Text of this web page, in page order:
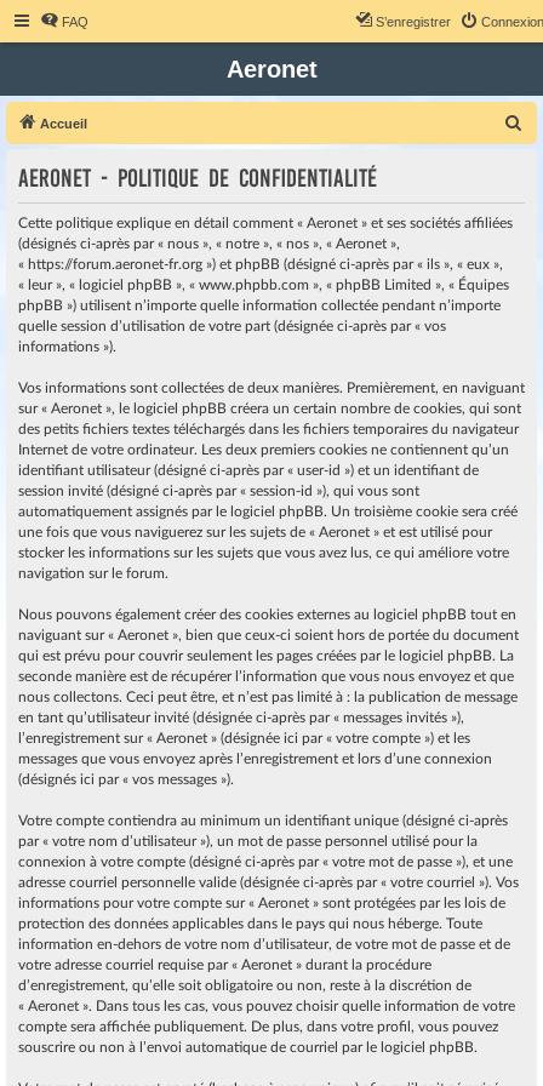
FAQ Connexion
S’enregistrer
Aeronet
Accueil
r
Aeronet - Politique de confidentialité
Cette politique explique en détail comment « Aeronet » et ses sociétés affiliées
(désignés ci-après par « nous », « notre », « nos », « Aeronet »,
« https://forum.aeronet-fr.org ») et phpBB (désigné ci-après par « ils », « eux »,
« leur », « logiciel phpBB », « www.phpbb.com », « phpBB Limited », « Équipes
phpBB ») utilisent n’importe quelle information collectée pendant n’importe
quelle session d’utilisation de votre part (désignée ci-après par « vos
informations »).
Vos informations sont collectées de deux manières. Premièrement, en naviguant
sur « Aeronet », le logiciel phpBB créera un certain nombre de cookies, qui sont
des petits fichiers textes téléchargés dans les fichiers temporaires du navigateur
Internet de votre ordinateur. Les deux premiers cookies ne contiennent qu’un
identifiant utilisateur (désigné ci-après par « user-id ») et un identifiant de
session invité (désigné ci-après par « session-id »), qui vous sont
automatiquement assignés par le logiciel phpBB. Un troisième cookie sera créé
une fois que vous naviguerez sur les sujets de « Aeronet » et est utilisé pour
stocker les informations sur les sujets que vous avez lus, ce qui améliore votre
navigation sur le forum.
Nous pouvons également créer des cookies externes au logiciel phpBB tout en
naviguant sur « Aeronet », bien que ceux-ci soient hors de portée du document
qui est prévu pour couvrir seulement les pages créées par le logiciel phpBB. La
seconde manière est de récupérer l’information que vous nous envoyez et que
nous collectons. Ceci peut être, et n’est pas limité à : la publication de message
en tant qu’utilisateur invité (désignée ci-après par « messages invités »),
l’enregistrement sur « Aeronet » (désignée ici par « votre compte ») et les
messages que vous envoyez après l’enregistrement et lors d’une connexion
(désignés ici par « vos messages »).
Votre compte contiendra au minimum un identifiant unique (désigné ci-après
par « votre nom d’utilisateur »), un mot de passe personnel utilisé pour la
connexion à votre compte (désigné ci-après par « votre mot de passe »), et une
adresse courriel personnelle valide (désignée ci-après par « votre courriel »). Vos
informations pour votre compte sur « Aeronet » sont protégées par les lois de
protection des données applicables dans le pays qui nous héberge. Toute
information en-dehors de votre nom d’utilisateur, de votre mot de passe et de
votre adresse courriel requise par « Aeronet » durant la procédure
d’enregistrement, qu’elle soit obligatoire ou non, reste à la discrétion de
« Aeronet ». Dans tous les cas, vous pouvez choisir quelle information de votre
compte sera affichée publiquement. De plus, dans votre profil, vous pouvez
souscrire ou non à l’envoi automatique de courriel par le logiciel phpBB.